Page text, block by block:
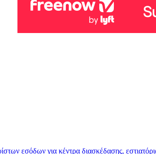
εσόδων για κέντρα διασκέδασης,